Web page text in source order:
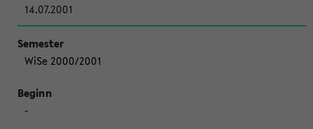
14.07.2001
WiSe 2000/2001
-